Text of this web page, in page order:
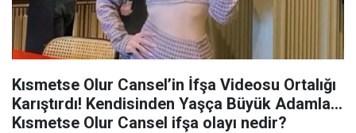
Kısmetse Olur Cansel’in İfşa Videosu Ortalığı
Karıştırdı! Kendisinden Yaşça Büyük Adamla…
Kısmetse Olur Cansel ifşa olayı nedir?